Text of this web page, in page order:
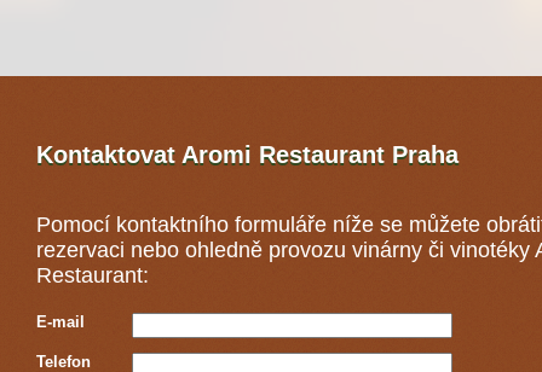
Kontaktovat Aromi Restaurant Praha
Pomocí kontaktního formuláře níže se můžete
rezervaci nebo ohledně provozu vinárny či vinotéky
Restaurant:
E-mail
Telefon